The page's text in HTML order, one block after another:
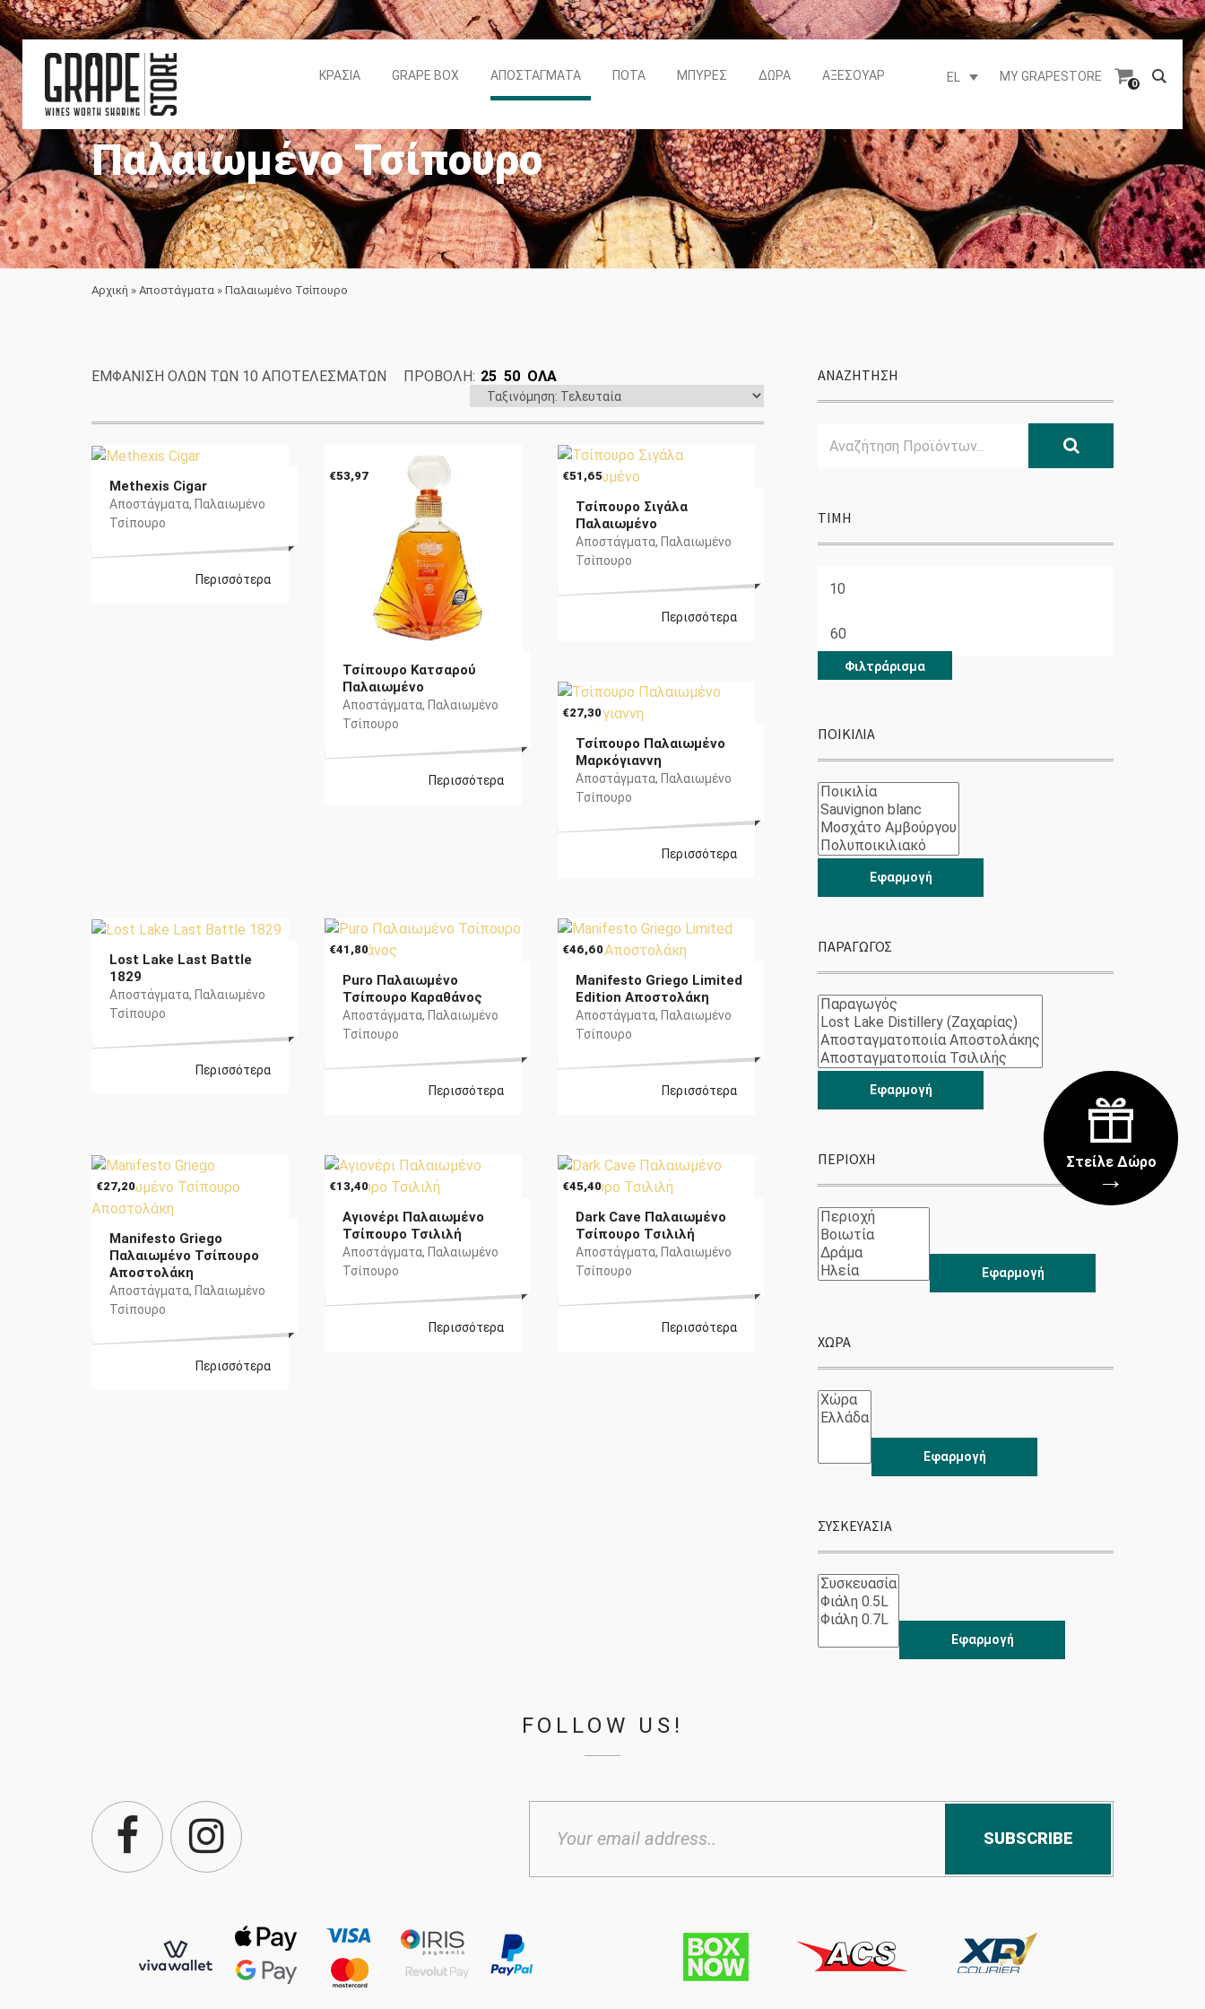
ΚΡΑΣΙΆ GRAPE BOX ΑΠΟΣΤΆΓΜΑΤΑ ΠΟΤΆ ΜΠΎΡΕΣ ΔΏΡΑ ΑΞΕΣΟΥΆΡ EL MY GRAPESTORE
0
Παλαιωμένο Τσίπουρο
Αρχική » Αποστάγματα » Παλαιωμένο Τσίπουρο
Στείλε Δώρο
→
ΕΜΦΆΝΙΣΗ ΌΛΩΝ ΤΩΝ 10 ΑΠΟΤΕΛΕΣΜΆΤΩΝ SORTED
ΠΡΟΒΟΛΗ: 25 50 ΟΛΑ
Methexis Cigar
Αποστάγματα, Παλαιωμένο
Τσίπουρο
Περισσότερα
€53,97
Τσίπουρο Κατσαρού
Παλαιωμένο
Αποστάγματα, Παλαιωμένο
Τσίπουρο
Περισσότερα
€51,65
Τσίπουρο Σιγάλα
Παλαιωμένο
Αποστάγματα, Παλαιωμένο
Τσίπουρο
Περισσότερα
€27,30
Τσίπουρο Παλαιωμένο
Μαρκόγιαννη
Αποστάγματα, Παλαιωμένο
Τσίπουρο
Περισσότερα
Lost Lake Last Battle
1829
Αποστάγματα, Παλαιωμένο
Τσίπουρο
Περισσότερα
€41,80
Puro Παλαιωμένο
Τσίπουρο Καραθάνος
Αποστάγματα, Παλαιωμένο
Τσίπουρο
Περισσότερα
€46,60
Manifesto Griego Limited
Edition Αποστολάκη
Αποστάγματα, Παλαιωμένο
Τσίπουρο
Περισσότερα
€27,20
Manifesto Griego
Παλαιωμένο Τσίπουρο
Αποστολάκη
Αποστάγματα, Παλαιωμένο
Τσίπουρο
Περισσότερα
€13,40
Αγιονέρι Παλαιωμένο
Τσίπουρο Τσιλιλή
Αποστάγματα, Παλαιωμένο
Τσίπουρο
Περισσότερα
€45,40
Dark Cave Παλαιωμένο
Τσίπουρο Τσιλιλή
Αποστάγματα, Παλαιωμένο
Τσίπουρο
Περισσότερα
ΑΝΑΖΗΤΗΣΗ
for:
ΤΙΜΉ
τιμή
τιμή
Φιλτράρισμα
ΠΟΙΚΙΛΊΑ
Εφαρμογή
ΠΑΡΑΓΩΓΌΣ
Εφαρμογή
ΠΕΡΙΟΧΉ
Εφαρμογή
ΧΏΡΑ
Εφαρμογή
ΣΥΣΚΕΥΑΣΊΑ
Εφαρμογή
FOLLOW US!
SUBSCRIBE